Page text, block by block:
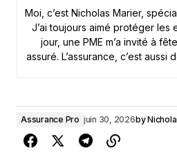
Moi, c’est Nicholas Marier,
J’ai toujours aimé protéger les
jour, une PME m’a invité à
assuré. L’assurance, c’est aussi
Assurance Pro juin 30, 2026by